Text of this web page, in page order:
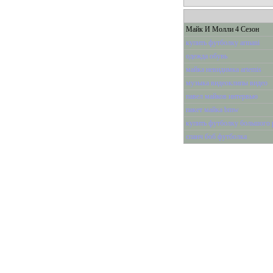
Майк И Молли 4 Сезон
купить футболку armani
одежда обувь
майка невидимка artemis
музыка видеоклипы видео
павел майков интервью
пакет майка bmw
купить футболку большого
спанч боб футболка